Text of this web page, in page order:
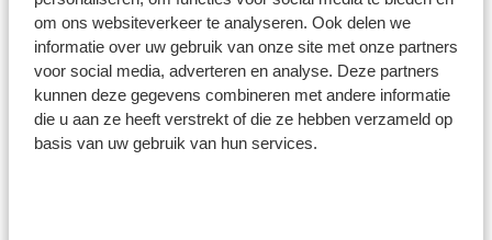
om ons websiteverkeer te analyseren. Ook delen we
informatie over uw gebruik van onze site met onze partners
voor social media, adverteren en analyse. Deze partners
kunnen deze gegevens combineren met andere informatie
die u aan ze heeft verstrekt of die ze hebben verzameld op
basis van uw gebruik van hun services.